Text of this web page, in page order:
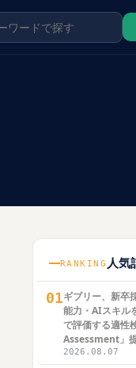
RANKING 人気
01ギブリー、新卒
能力・AIスキル
で評価する適性
Assessment」
2026.08.07